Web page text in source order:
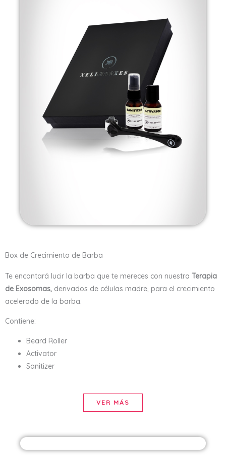
Box de Crecimiento de Barba
Te encantará lucir la barba que te mereces con nuestra Terapia
de Exosomas, derivados de células madre, para el crecimiento
acelerado de la barba.
Contiene:
Beard Roller
Activator
Sanitizer
VER MÁS